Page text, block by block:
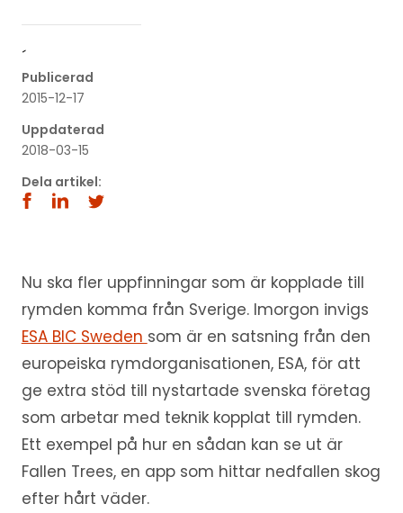
´
Publicerad
2015-12-17
Uppdaterad
2018-03-15
Dela artikel:
Nu ska fler uppfinningar som är kopplade till
rymden komma från Sverige. Imorgon invigs
ESA BIC Sweden som är en satsning från den
europeiska rymdorganisationen, ESA, för att
ge extra stöd till nystartade svenska företag
som arbetar med teknik kopplat till rymden.
Ett exempel på hur en sådan kan se ut är
Fallen Trees, en app som hittar nedfallen skog
efter hårt väder.